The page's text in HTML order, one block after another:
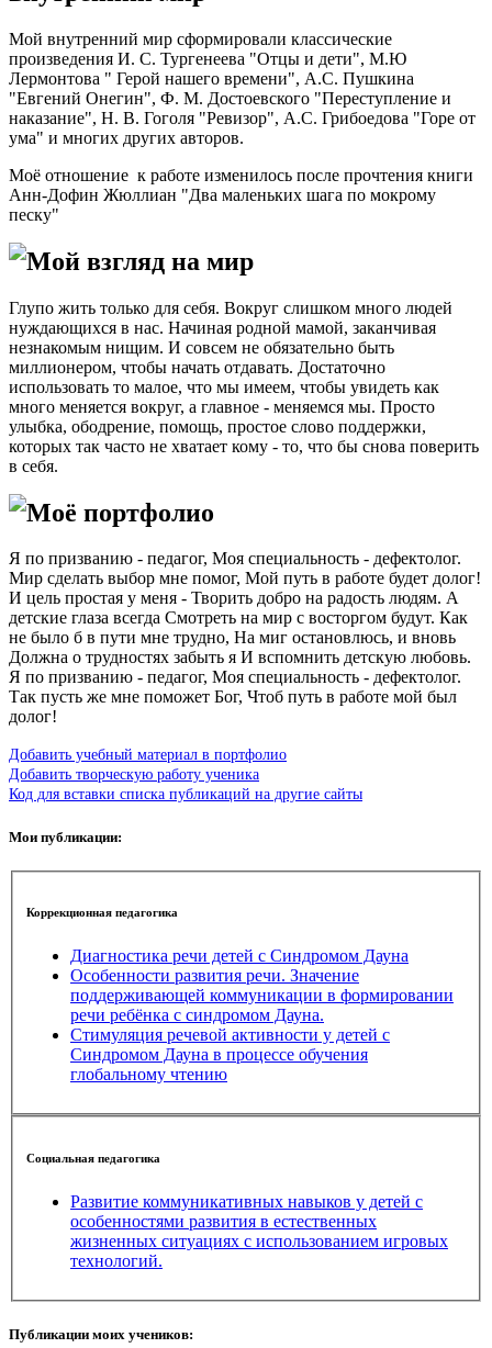
Мой внутренний мир сформировали классические
произведения И. С. Тургенеева "Отцы и дети", М.Ю
Лермонтова " Герой нашего времени", А.С. Пушкина
"Евгений Онегин", Ф. М. Достоевского "Переступление и
наказание", Н. В. Гоголя "Ревизор", А.С. Грибоедова "Горе от
ума" и многих других авторов.
Моё отношение к работе изменилось после прочтения книги
Анн-Дофин Жюллиан "Два маленьких шага по мокрому
песку"
Мой взгляд на мир
Глупо жить только для себя. Вокруг слишком много людей
нуждающихся в нас. Начиная родной мамой, заканчивая
незнакомым нищим. И совсем не обязательно быть
миллионером, чтобы начать отдавать. Достаточно
использовать то малое, что мы имеем, чтобы увидеть как
много меняется вокруг, а главное - меняемся мы. Просто
улыбка, ободрение, помощь, простое слово поддержки,
которых так часто не хватает кому - то, что бы снова поверить
в себя.
Моё портфолио
Я по призванию - педагог, Моя специальность - дефектолог.
Мир сделать выбор мне помог, Мой путь в работе будет долог!
И цель простая у меня - Творить добро на радость людям. А
детские глаза всегда Смотреть на мир с восторгом будут. Как
не было б в пути мне трудно, На миг остановлюсь, и вновь
Должна о трудностях забыть я И вспомнить детскую любовь.
Я по призванию - педагог, Моя специальность - дефектолог.
Так пусть же мне поможет Бог, Чтоб путь в работе мой был
долог!
Добавить учебный материал в портфолио
Добавить творческую работу ученика
Код для вставки списка публикаций на другие сайты
Мои публикации:
Коррекционная педагогика
Диагностика речи детей с Синдромом Дауна
Особенности развития речи. Значение
поддерживающей коммуникации в формировании
речи ребёнка с синдромом Дауна.
Стимуляция речевой активности у детей с
Синдромом Дауна в процессе обучения
глобальному чтению
Социальная педагогика
Развитие коммуникативных навыков у детей с
особенностями развития в естественных
жизненных ситуациях с использованием игровых
технологий.
Публикации моих учеников: